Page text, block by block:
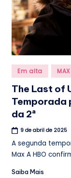
Posted
in
Em alta MAX
The Last of
Temporada
da 2ª
9 de abril de 2025
A segunda
Max A HBO
Saiba Mais